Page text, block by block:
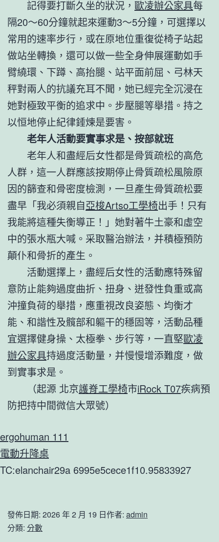
記得要打斷久坐的狀況， 歐凌辦公家具每
隔20～60分鐘就起來運動3～5分鐘，可選擇以
常用的速率步行，或在原地位重復從椅子站起
做站坐轉換，還可以做一些全身伸展運動如手
臂繞環、下蹲、高抬腿、站平面前屈、弓林天
秤對兩人的抗議充耳不聞，她已經完全沉浸在
她對極致平衡的追求中。步壓腿等舉措。持之
以恒地停止紀律錘煉是要害。
老年人活動要實事求是、按部就班
老年人和盡經后女性都是骨質疏松的高危
人群，這一人群應該按期停止骨質疏松風險原
因的篩查和骨密度檢測，一旦產生骨質疏松要
盡早「我必須親自亞梭Artso工學椅出手！只有
我能將這種失衡導正！」她對著牛土豪和虛空
中的張水瓶大喊。采取醫治辦法，并積極預防
顛仆和骨折的產生。
活動選擇上，盡經后女性的活動應特殊留
意防止能夠過度曲折、扭身、迸發性負重或高
沖撞負荷的舉措，應重視改良姿態、均衡才
能、和諧性及髖部和軀干的穩固等，活動品種
宜選擇健身操、太極拳、步行等，一直堅歐凌
辦公家具持過度活動量，并慢慢增添難度，做
到實事求是。
（起源 北京護脊工學椅市iRock T07疾病預
防把持中間微信大眾號）
ergohuman 111
電動升降桌
TC:elanchair29a 6995e5cece1f10.95833927
發佈日期: 2026 年 2 月 19 日作者: admin
分類: 分數